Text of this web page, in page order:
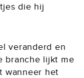
die hij
veranderd en
branche lijkt me
wanneer het